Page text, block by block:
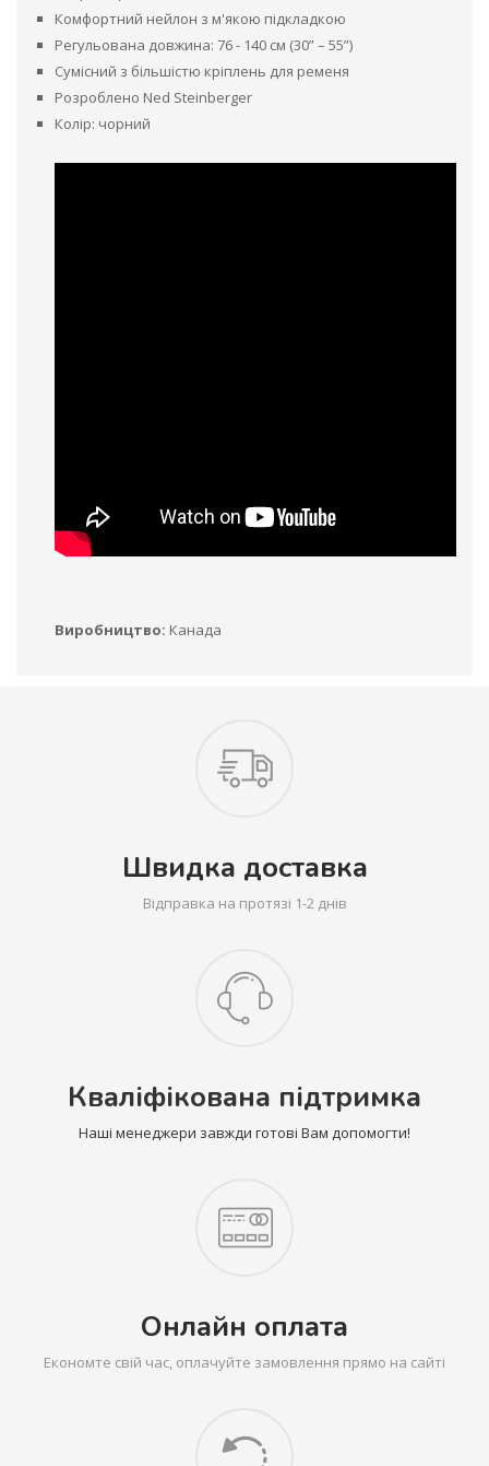
Комфортний нейлон з м'якою підкладкою
Регульована довжина: 76 - 140 см (30” – 55”)
Сумісний з більшістю кріплень для ременя
Розроблено Ned Steinberger
Колір: чорний
Виробництво: Канада
Швидка доставка
Відправка на протязі 1-2 днів
Кваліфікована підтримка
Наші менеджери завжди готові Вам допомогти!
Онлайн оплата
Економте свій час, оплачуйте замовлення прямо на сайті